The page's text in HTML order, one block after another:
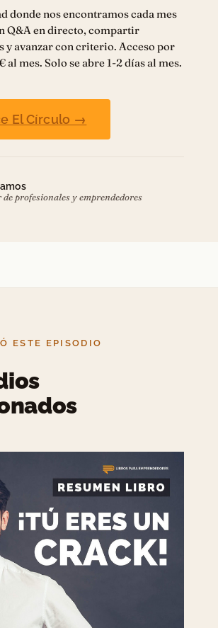
donde nos encontramos cada mes
Q&A en directo, compartir
y avanzar con criterio. Acceso por
al mes. Solo se abre 1-2 días al mes.
El Círculo →
de profesionales y emprendedores
ESTE EPISODIO